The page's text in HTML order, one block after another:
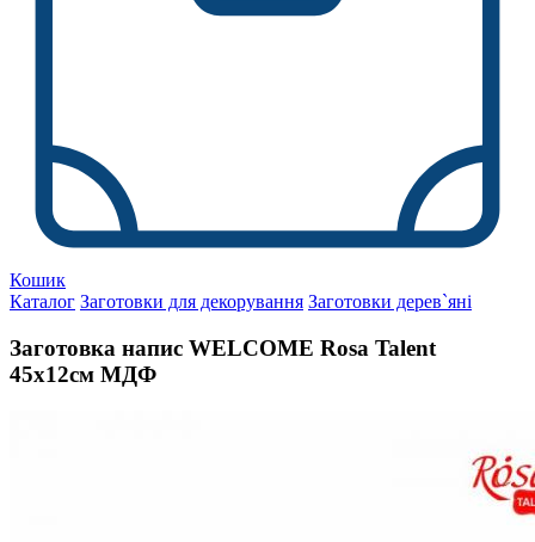
Кошик
Каталог Заготовки для декорування Заготовки дерев`яні
Заготовка напис WELCOME Rosa Talent
45х12см МДФ